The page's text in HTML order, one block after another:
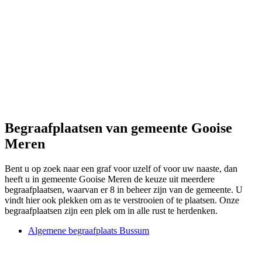
Begraafplaatsen van gemeente Gooise
Meren
Bent u op zoek naar een graf voor uzelf of voor uw naaste, dan
heeft u in gemeente Gooise Meren de keuze uit meerdere
begraafplaatsen, waarvan er 8 in beheer zijn van de gemeente. U
vindt hier ook plekken om as te verstrooien of te plaatsen. Onze
begraafplaatsen zijn een plek om in alle rust te herdenken.
Algemene begraafplaats Bussum